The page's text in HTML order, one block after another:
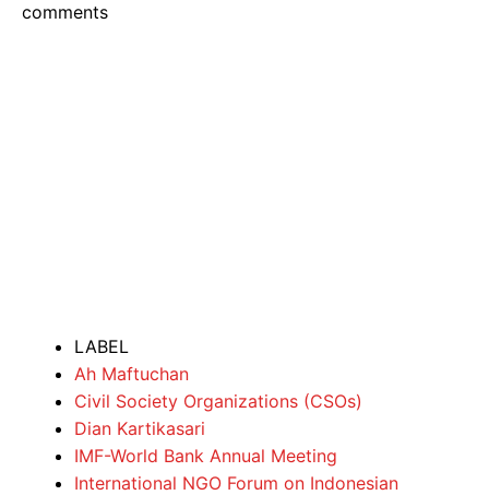
comments
LABEL
Ah Maftuchan
Civil Society Organizations (CSOs)
Dian Kartikasari
IMF-World Bank Annual Meeting
International NGO Forum on Indonesian